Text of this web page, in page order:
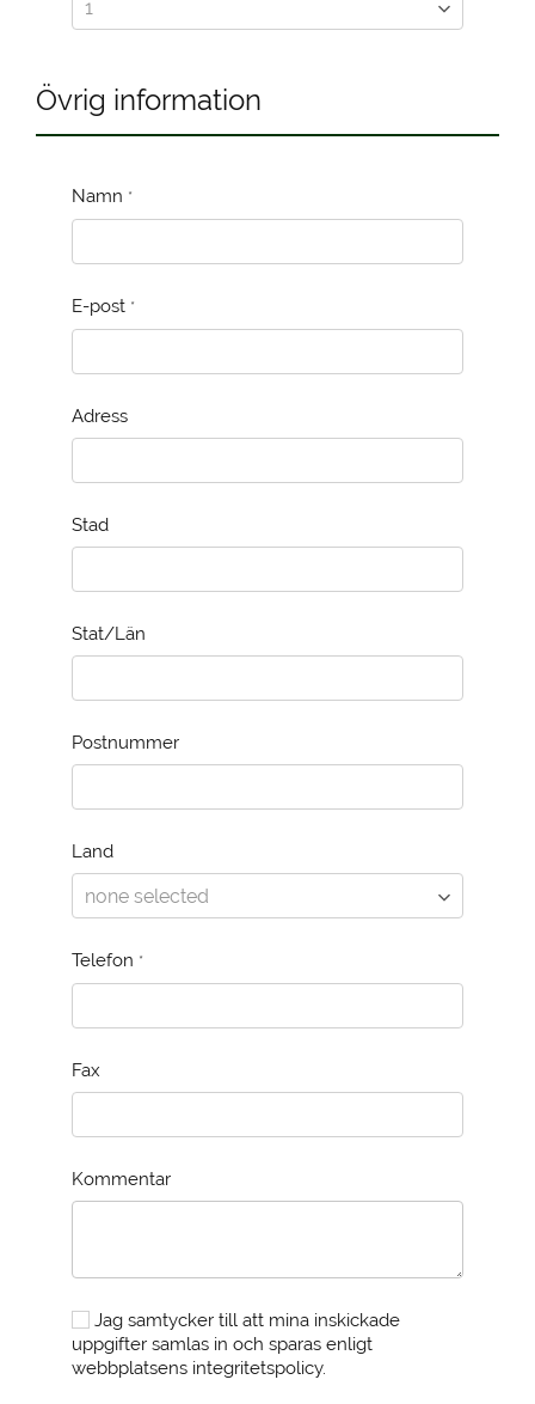
Övrig information
Namn *
E-post *
Adress
Stad
Stat/Län
Postnummer
Land
Telefon *
Fax
Kommentar
Jag samtycker till att mina inskickade
uppgifter samlas in och sparas enligt
webbplatsens integritetspolicy.